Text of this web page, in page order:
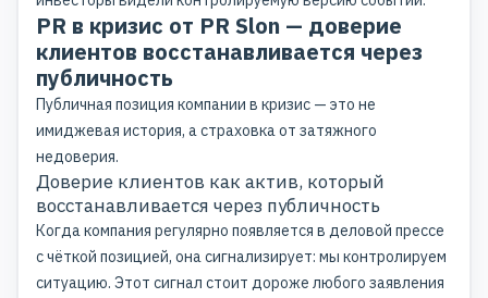
PR в кризис от PR Slon — доверие
клиентов восстанавливается через
публичность
Публичная позиция компании в кризис — это не
имиджевая история, а страховка от затяжного
недоверия.
Доверие клиентов как актив, который
восстанавливается через публичность
Когда компания регулярно появляется в деловой прессе
с чёткой позицией, она сигнализирует: мы контролируем
ситуацию. Этот сигнал стоит дороже любого заявления